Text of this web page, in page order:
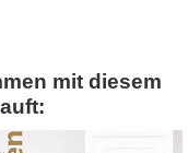
mit diesem